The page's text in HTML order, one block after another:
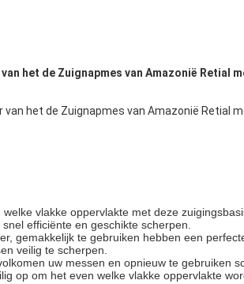
het de Zuignapmes van Amazonië Retial
van het de Zuignapmes van Amazonië Retial
vlakke oppervlakte met deze
efficiënte en geschikte scherpen.
gemakkelijk te gebruiken hebben een
veilig te scherpen.
uw messen en opnieuw te gebruiken
op om het even welke vlakke oppervlakte